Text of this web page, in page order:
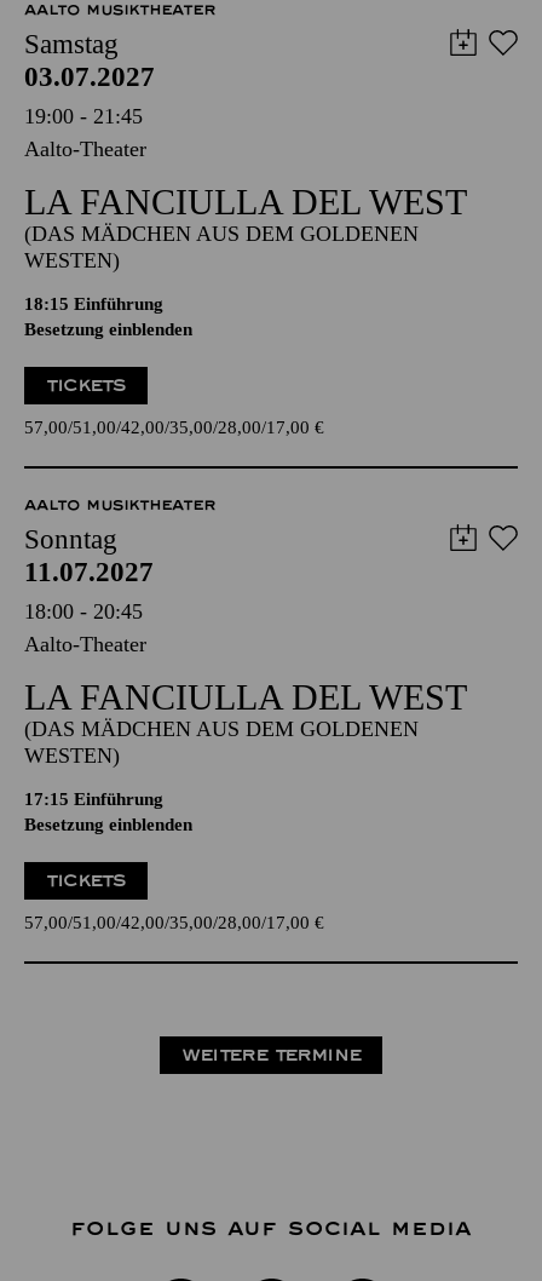
AALTO MUSIKTHEATER
Samstag
03.07.2027
19:00 - 21:45
Aalto-Theater
LA FANCIULLA DEL WEST
(DAS MÄDCHEN AUS DEM GOLDENEN
WESTEN)
18:15 Einführung
Besetzung einblenden
TICKETS
57,00 51,00 42,00 35,00 28,00 17,00 €
AALTO MUSIKTHEATER
Sonntag
11.07.2027
18:00 - 20:45
Aalto-Theater
LA FANCIULLA DEL WEST
(DAS MÄDCHEN AUS DEM GOLDENEN
WESTEN)
17:15 Einführung
Besetzung einblenden
TICKETS
57,00 51,00 42,00 35,00 28,00 17,00 €
WEITERE TERMINE
FOLGE UNS AUF SOCIAL MEDIA